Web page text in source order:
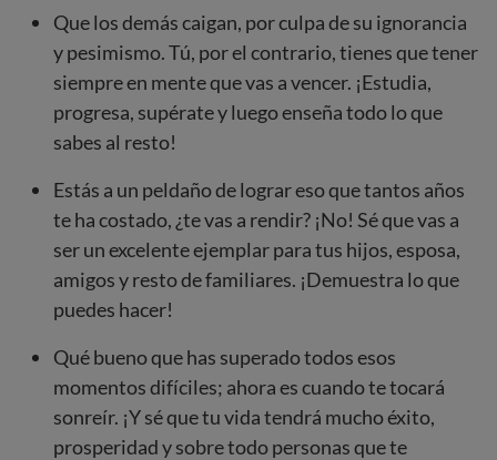
Que los demás caigan, por culpa de su ignorancia
y pesimismo. Tú, por el contrario, tienes que tener
siempre en mente que vas a vencer. ¡Estudia,
progresa, supérate y luego enseña todo lo que
sabes al resto!
Estás a un peldaño de lograr eso que tantos años
te ha costado, ¿te vas a rendir? ¡No! Sé que vas a
ser un excelente ejemplar para tus hijos, esposa,
amigos y resto de familiares. ¡Demuestra lo que
puedes hacer!
Qué bueno que has superado todos esos
momentos difíciles; ahora es cuando te tocará
sonreír. ¡Y sé que tu vida tendrá mucho éxito,
prosperidad y sobre todo personas que te